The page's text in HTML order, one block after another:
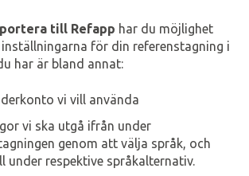
till Refapp har du möjlighet
för din referenstagning i
har är bland annat:
vi vill använda
vi ska utgå ifrån under
genom att välja språk, och
under respektive språkalternativ.